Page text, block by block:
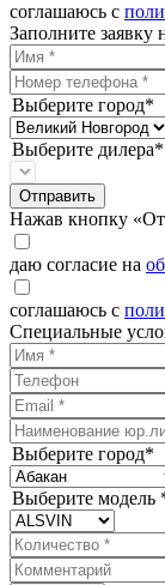
соглашаюсь с
Заполните заявку
Выберите город*
Выберите дилера*
Отправить
Нажав кнопку
даю согласие на
соглашаюсь с
Специальные
Выберите город*
Выберите модель